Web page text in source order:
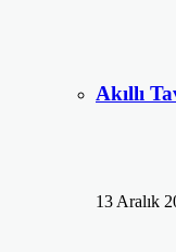
Akıllı
13 Aralık